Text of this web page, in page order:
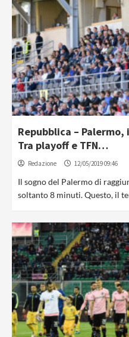
Repubblica –
Tra playoff e TFN…
Redazione 12/05/2019 09:46
Il sogno del Palermo di
soltanto 8 minuti. Questo, il